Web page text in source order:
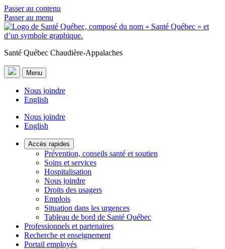
Passer au contenu
Passer au menu
Santé Québec Chaudière-Appalaches
Menu
Nous joindre
English
Nous joindre
English
Accès rapides
Prévention, conseils santé et soutien
Soins et services
Hospitalisation
Nous joindre
Droits des usagers
Emplois
Situation dans les urgences
Tableau de bord de Santé Québec
Professionnels et partenaires
Recherche et enseignement
Portail employés